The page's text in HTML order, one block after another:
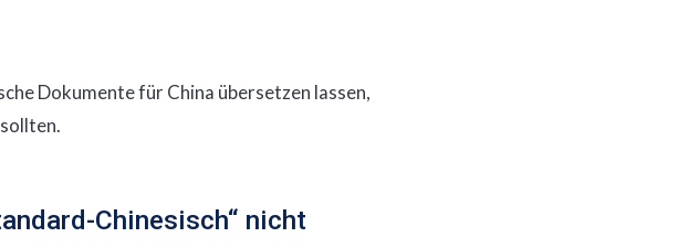
Dokumente für China übersetzen lassen,
Chinesisch“ nicht